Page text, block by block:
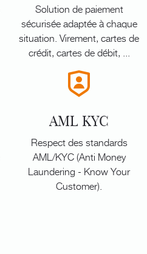
Solution de paiement
sécurisée adaptée à chaque
situation. Virement, cartes de
crédit, cartes de débit, ...
AML KYC
Respect des standards
AML/KYC (Anti Money
Laundering - Know Your
Customer).